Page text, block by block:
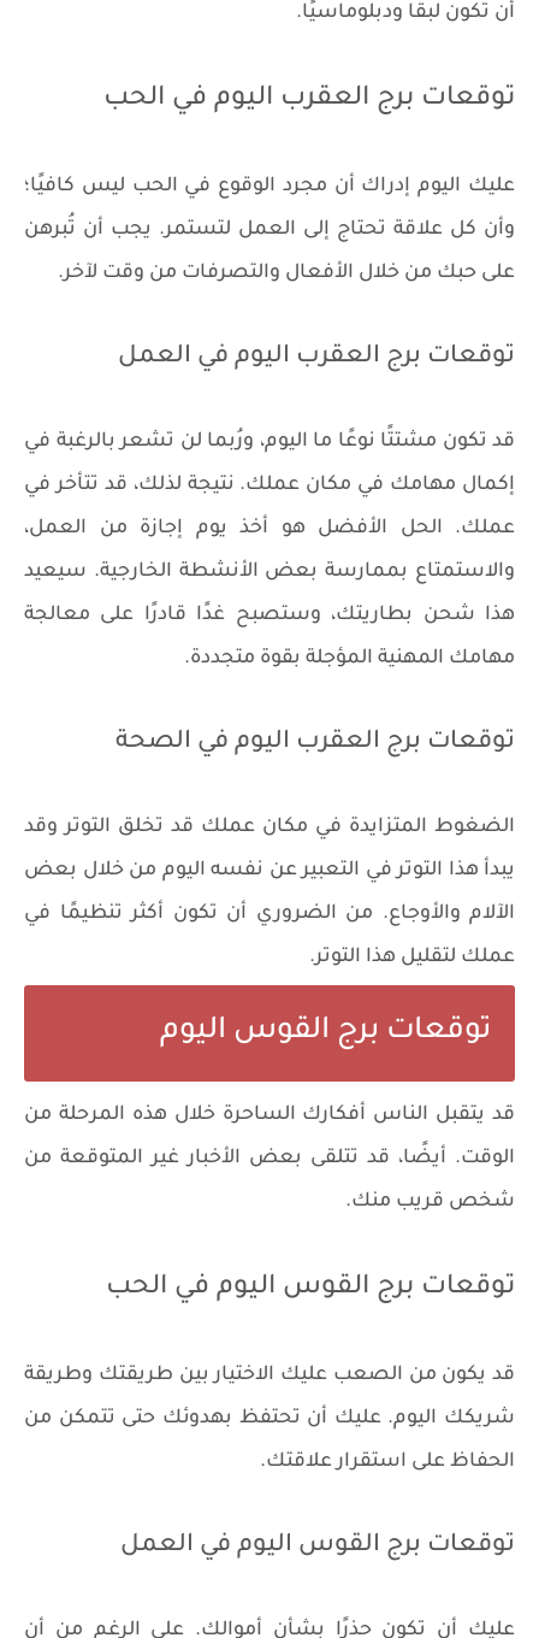
أن تكون لبقًا ودبلوماسيًا.
توقعات برج العقرب اليوم في الحب
عليك اليوم إدراك أن مجرد الوقوع في الحب ليس كافيًا؛
وأن كل علاقة تحتاج إلى العمل لتستمر. يجب أن تُبرهن
على حبك من خلال الأفعال والتصرفات من وقت لآخر.
توقعات برج العقرب اليوم في العمل
قد تكون مشتتًا نوعًا ما اليوم، ورُبما لن تشعر بالرغبة في
إكمال مهامك في مكان عملك. نتيجة لذلك، قد تتأخر في
عملك. الحل الأفضل هو أخذ يوم إجازة من العمل،
والاستمتاع بممارسة بعض الأنشطة الخارجية. سيعيد
هذا شحن بطاريتك، وستصبح غدًا قادرًا على معالجة
مهامك المهنية المؤجلة بقوة متجددة.
توقعات برج العقرب اليوم في الصحة
الضغوط المتزايدة في مكان عملك قد تخلق التوتر وقد
يبدأ هذا التوتر في التعبير عن نفسه اليوم من خلال بعض
الآلام والأوجاع. من الضروري أن تكون أكثر تنظيمًا في
عملك لتقليل هذا التوتر.
توقعات برج القوس اليوم
قد يتقبل الناس أفكارك الساحرة خلال هذه المرحلة من
الوقت. أيضًا، قد تتلقى بعض الأخبار غير المتوقعة من
شخص قريب منك.
توقعات برج القوس اليوم في الحب
قد يكون من الصعب عليك الاختيار بين طريقتك وطريقة
شريكك اليوم. عليك أن تحتفظ بهدوئك حتى تتمكن من
الحفاظ على استقرار علاقتك.
توقعات برج القوس اليوم في العمل
عليك أن تكون حذرًا بشأن أموالك. على الرغم من أن